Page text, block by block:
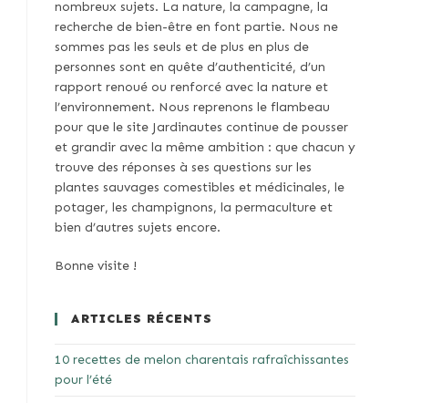
nombreux sujets. La nature, la campagne, la
recherche de bien-être en font partie. Nous ne
sommes pas les seuls et de plus en plus de
personnes sont en quête d’authenticité, d’un
rapport renoué ou renforcé avec la nature et
l’environnement. Nous reprenons le flambeau
pour que le site Jardinautes continue de pousser
et grandir avec la même ambition : que chacun y
trouve des réponses à ses questions sur les
plantes sauvages comestibles et médicinales, le
potager, les champignons, la permaculture et
bien d’autres sujets encore.
Bonne visite !
ARTICLES RÉCENTS
10 recettes de melon charentais rafraîchissantes
pour l’été